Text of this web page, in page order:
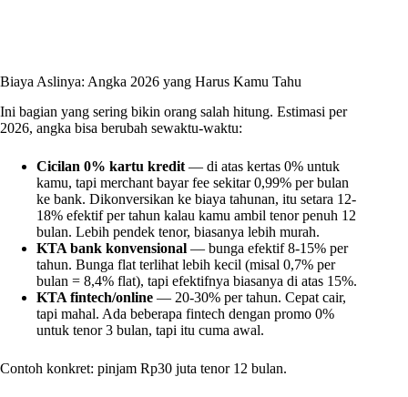
Biaya Aslinya: Angka 2026 yang Harus Kamu Tahu
Ini bagian yang sering bikin orang salah hitung. Estimasi per
2026, angka bisa berubah sewaktu-waktu:
Cicilan 0% kartu kredit — di atas kertas 0% untuk
kamu, tapi merchant bayar fee sekitar 0,99% per bulan
ke bank. Dikonversikan ke biaya tahunan, itu setara 12-
18% efektif per tahun kalau kamu ambil tenor penuh 12
bulan. Lebih pendek tenor, biasanya lebih murah.
KTA bank konvensional — bunga efektif 8-15% per
tahun. Bunga flat terlihat lebih kecil (misal 0,7% per
bulan = 8,4% flat), tapi efektifnya biasanya di atas 15%.
KTA fintech/online — 20-30% per tahun. Cepat cair,
tapi mahal. Ada beberapa fintech dengan promo 0%
untuk tenor 3 bulan, tapi itu cuma awal.
Contoh konkret: pinjam Rp30 juta tenor 12 bulan.